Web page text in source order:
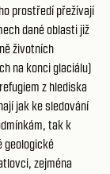
prostředí přežívají
dané oblasti již
životních
na konci glaciálu)
z hlediska
jak ke sledování
tak k
geologické
zejména